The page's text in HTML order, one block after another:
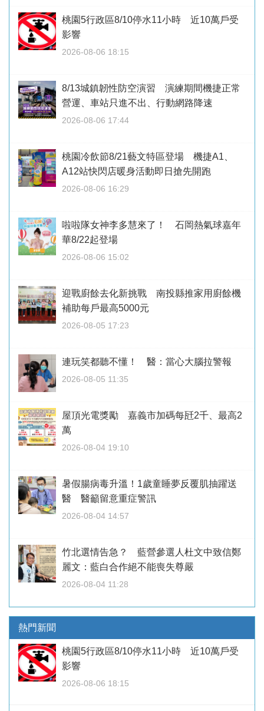
桃園5行政區8/10停水11小時 近10萬戶受
影響
2026-08-06 18:15
8/13城鎮韌性防空演習 演練期間機捷正常
營運、車站只進不出、行動網路降速
2026-08-06 17:44
桃園冷飲節8/21藝文特區登場 機捷A1、
A12站快閃店暖身活動即日搶先開跑
2026-08-06 16:29
啦啦隊女神李多慧來了！ 石岡熱氣球嘉年
華8/22起登場
2026-08-06 15:02
迎戰廚餘去化新挑戰 南投縣推家用廚餘機
補助每戶最高5000元
2026-08-05 17:23
連玩笑都聽不懂！ 醫：當心大腦拉警報
2026-08-05 11:35
屋頂光電獎勵 嘉義市加碼每瓩2千、最高2
萬
2026-08-04 19:10
暑假腸病毒升溫！1歲童睡夢反覆肌抽躍送
醫 醫籲留意重症警訊
2026-08-04 14:57
竹北選情告急？ 藍營參選人杜文中致信鄭
麗文：藍白合作絕不能喪失尊嚴
2026-08-04 11:28
熱門新聞
桃園5行政區8/10停水11小時 近10萬戶受
影響
2026-08-06 18:15